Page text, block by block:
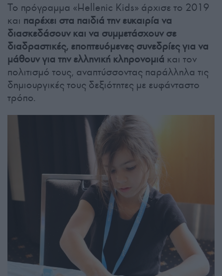
Το πρόγραμμα «Hellenic Kids» άρχισε το 2019
και παρέχει στα παιδιά την ευκαιρία να
διασκεδάσουν και να συμμετάσχουν σε
διαδραστικές, εποπτευόμενες συνεδρίες για να
μάθουν για την ελληνική κληρονομιά και τον
πολιτισμό τους, αναπτύσσοντας παράλληλα τις
δημιουργικές τους δεξιότητες με ευφάνταστο
τρόπο.